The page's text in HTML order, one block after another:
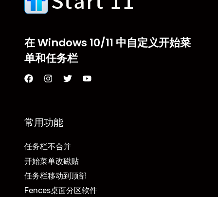
在 Windows 10/11 中自定义开始菜
单和任务栏
常用功能
任务栏不合并
开始菜单改磁贴
任务栏移动到顶部
Fences桌面分区软件